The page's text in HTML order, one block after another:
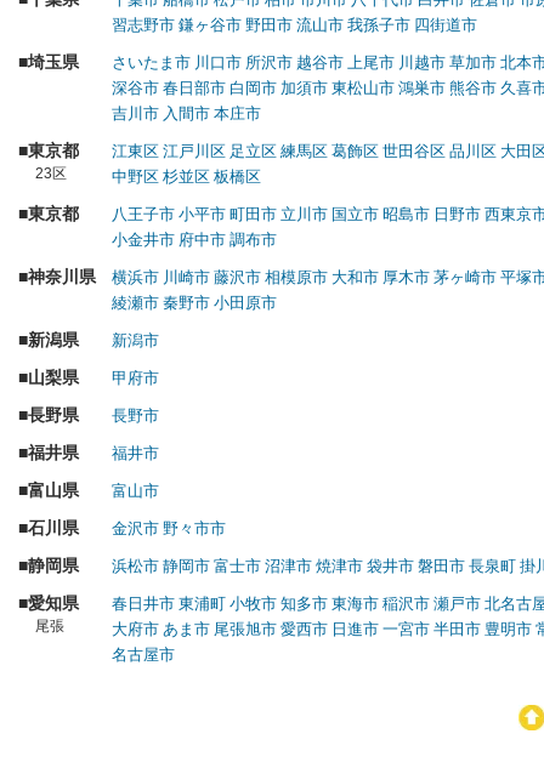
習志野市 鎌ヶ谷市 野田市 流山市 我孫子市 四街道市
埼玉県 さいたま市 川口市 所沢市 越谷市 上尾市 川越市 草加市 北本
深谷市 春日部市 白岡市 加須市 東松山市 鴻巣市 熊谷市 久喜
吉川市 入間市 本庄市
東京都
23区
江東区 江戸川区 足立区 練馬区 葛飾区 世田谷区 品川区 大田
中野区 杉並区 板橋区
東京都 八王子市 小平市 町田市 立川市 国立市 昭島市 日野市 西東京
小金井市 府中市 調布市
神奈川県 横浜市 川崎市 藤沢市 相模原市 大和市 厚木市 茅ヶ崎市 平塚
綾瀬市 秦野市 小田原市
新潟県 新潟市
山梨県 甲府市
長野県 長野市
福井県 福井市
富山県 富山市
石川県 金沢市 野々市市
静岡県 浜松市 静岡市 富士市 沼津市 焼津市 袋井市 磐田市 長泉町 掛
愛知県
尾張
春日井市 東浦町 小牧市 知多市 東海市 稲沢市 瀬戸市 北名古
大府市 あま市 尾張旭市 愛西市 日進市 一宮市 半田市 豊明市
名古屋市